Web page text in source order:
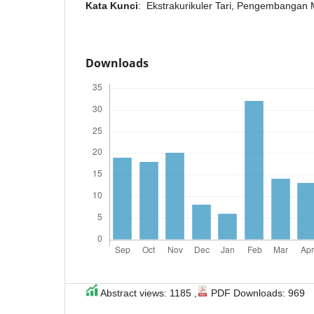
Kata Kunci: Ekstrakurikuler Tari, Pengembangan
Downloads
Abstract views: 1185 , PDF Downloads: 969